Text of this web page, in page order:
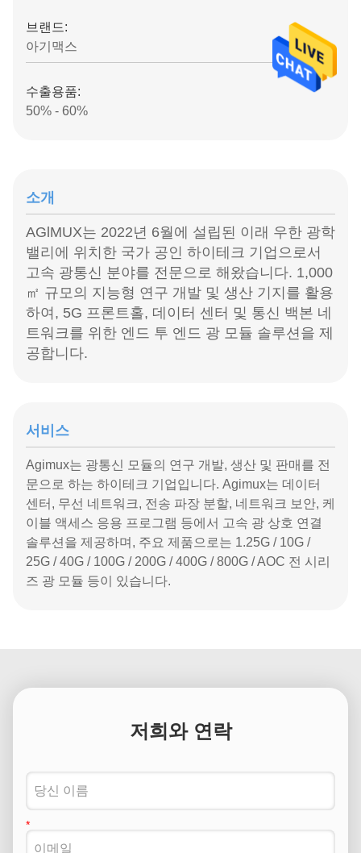
브랜드:
아기맥스
수출용품:
50% - 60%
소개
AGlMUX는 2022년 6월에 설립된 이래 우한 광학
밸리에 위치한 국가 공인 하이테크 기업으로서
고속 광통신 분야를 전문으로 해왔습니다. 1,000
㎡ 규모의 지능형 연구 개발 및 생산 기지를 활용
하여, 5G 프론트홀, 데이터 센터 및 통신 백본 네
트워크를 위한 엔드 투 엔드 광 모듈 솔루션을 제
공합니다.
서비스
Agimux는 광통신 모듈의 연구 개발, 생산 및 판매를 전
문으로 하는 하이테크 기업입니다. Agimux는 데이터
센터, 무선 네트워크, 전송 파장 분할, 네트워크 보안, 케
이블 액세스 응용 프로그램 등에서 고속 광 상호 연결
솔루션을 제공하며, 주요 제품으로는 1.25G / 10G /
25G / 40G / 100G / 200G / 400G / 800G / AOC 전 시리
즈 광 모듈 등이 있습니다.
저희와 연락